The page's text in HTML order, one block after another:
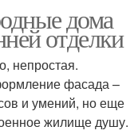
дома
отделки
непростая.
фасада –
и умений, но еще
жилище душу.